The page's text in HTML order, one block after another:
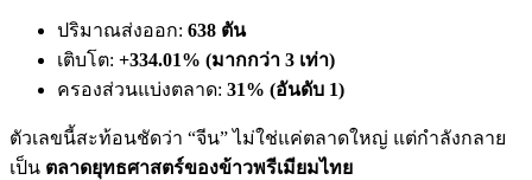
ปริมาณส่งออก: 638 ตัน
เติบโต: +334.01% (มากกว่า 3 เท่า)
ครองส่วนแบ่งตลาด: 31% (อันดับ 1)
ตัวเลขนี้สะท้อนชัดว่า “จีน” ไม่ใช่แค่ตลาดใหญ่ แต่กำลังกลาย
เป็น ตลาดยุทธศาสตร์ของข้าวพรีเมียมไทย